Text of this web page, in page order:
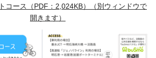
コース（PDF：2,024KB）（別ウィンドウで
開きます）